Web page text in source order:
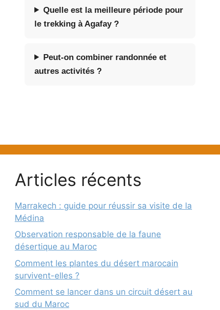
Quelle est la meilleure période pour
le trekking à Agafay ?
Peut-on combiner randonnée et
autres activités ?
Articles récents
Marrakech : guide pour réussir sa visite de la
Médina
Observation responsable de la faune
désertique au Maroc
Comment les plantes du désert marocain
survivent-elles ?
Comment se lancer dans un circuit désert au
sud du Maroc